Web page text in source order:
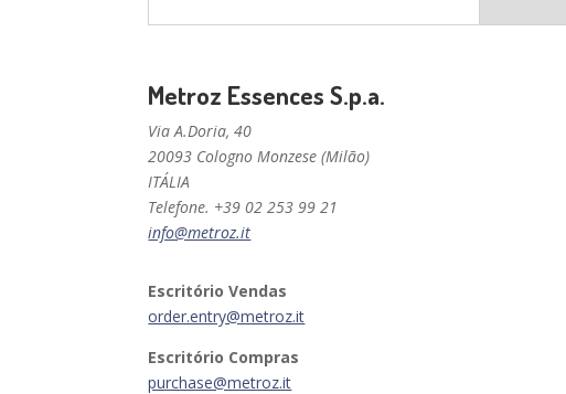
Metroz Essences S.p.a.
Via A.Doria, 40
20093 Cologno Monzese (Milão)
ITÁLIA
Telefone. +39 02 253 99 21
info@metroz.it
Escritório Vendas
order.entry@metroz.it
Escritório Compras
purchase@metroz.it